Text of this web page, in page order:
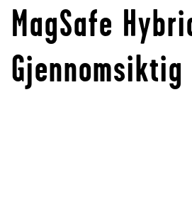
MagSafe
Gjennomsiktig